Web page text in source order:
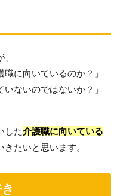
職に向いているのか？」
いないのではないか？」
した介護職に向いている
たいと思います。